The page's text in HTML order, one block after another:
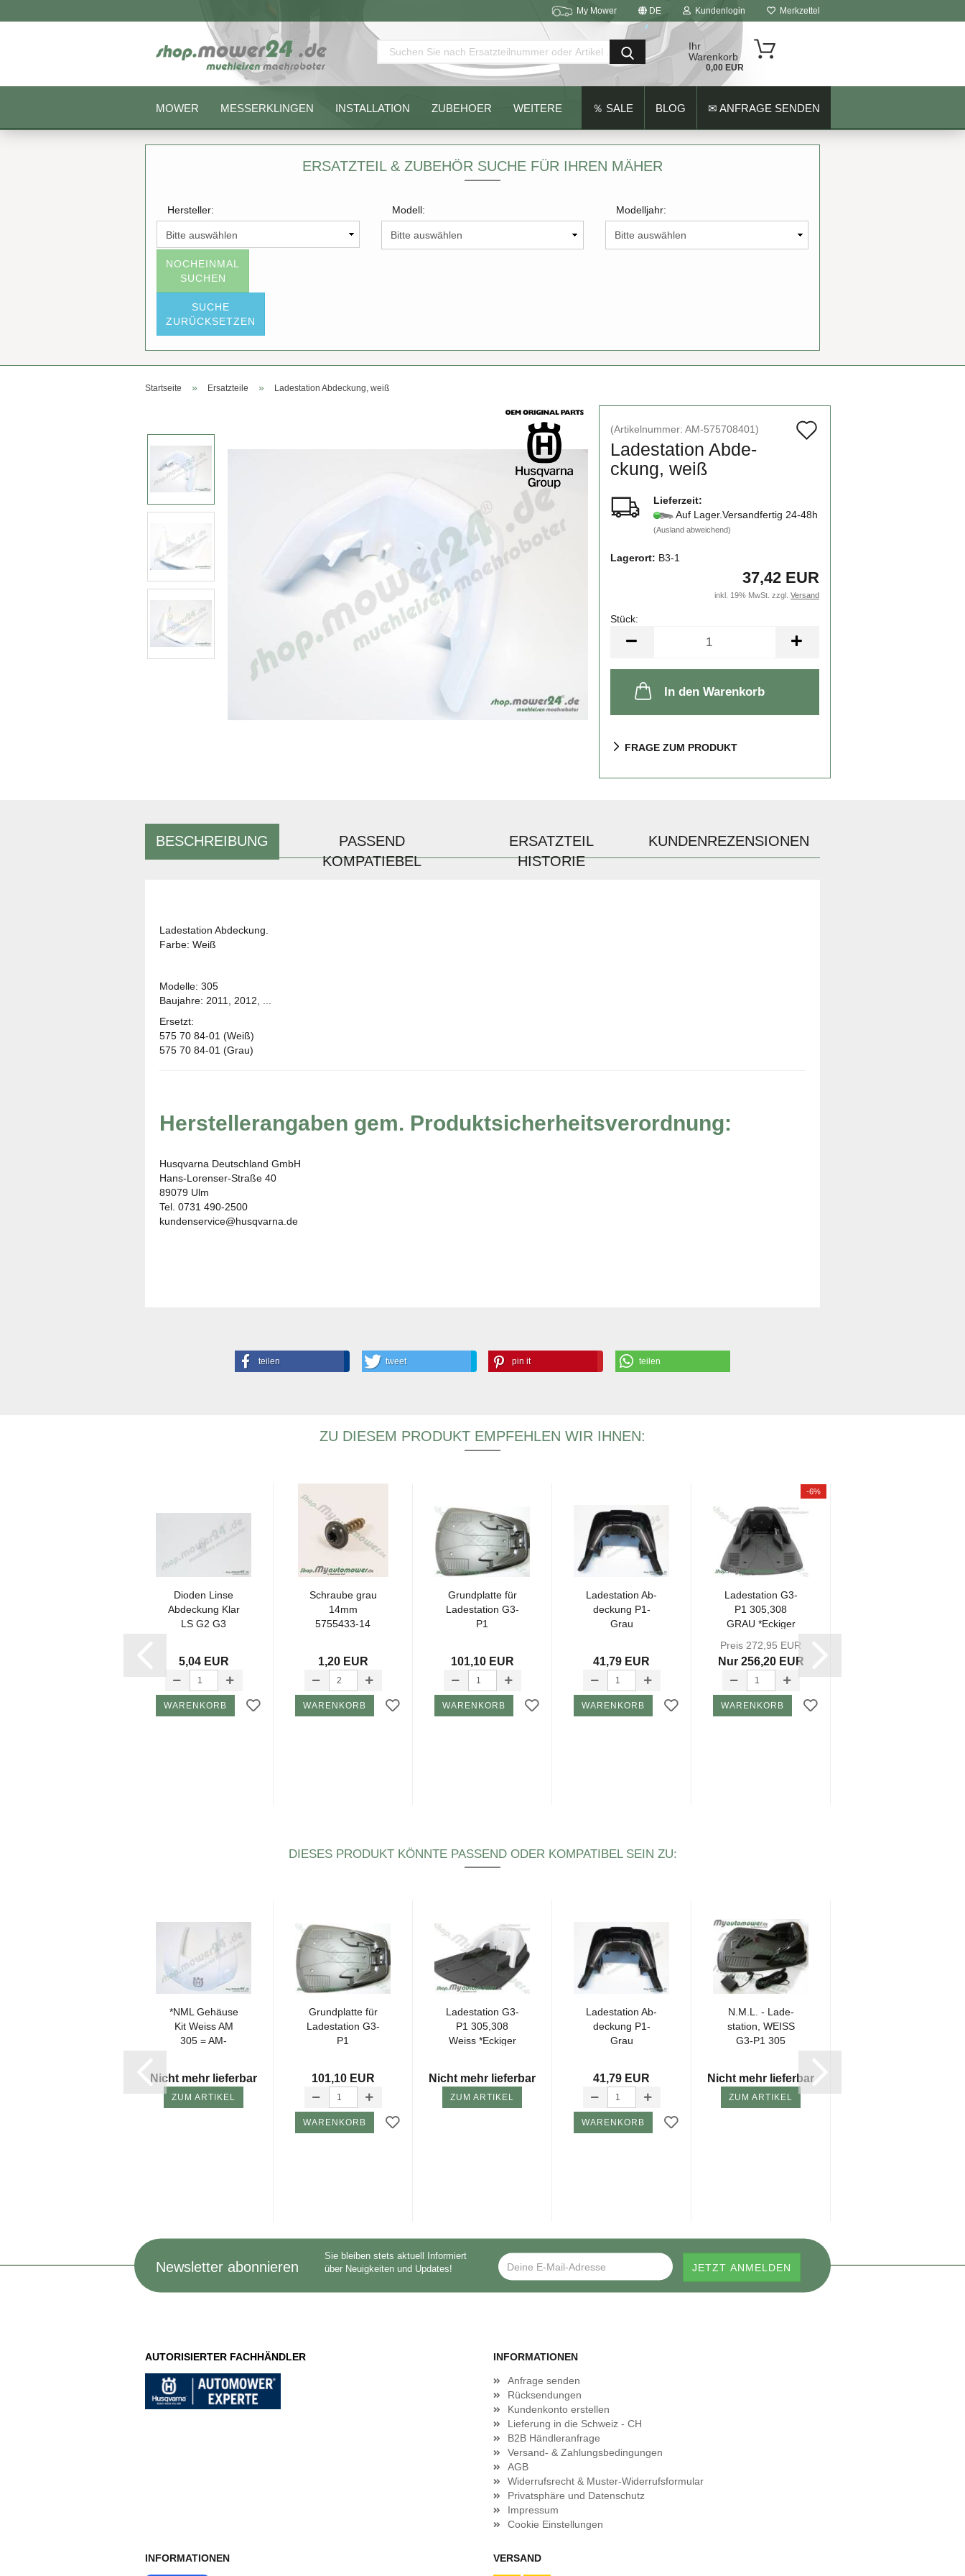
My Mower DE Kundenlogin
Passwort vergessen?
Merkzettel
Ihr
Warenkorb
0,00 EUR
MOWER MESSERKLINGEN INSTALLATION ZUBEHOER ％ SALE BLOG ✉ ANFRAGE SENDEN
WEITERE
ERSATZTEIL & ZUBEHÖR SUCHE FÜR IHREN MÄHER
Hersteller: Modell: Modelljahr:
NOCHEINMAL
SUCHEN
SUCHE
ZURÜCKSETZEN
Startseite » Ersatzteile » Ladestation Abdeckung, weiß
(Artikelnummer: AM-575708401)
La­de­sta­ti­on Ab­de­
ckung, weiß
Lieferzeit:
Auf Lager.Versandfertig 24-48h
(Ausland abweichend)
Lagerort: B3-1
37,42 EUR
inkl. 19% MwSt. zzgl. Versand
Stück:
Stück
In den Warenkorb
FRAGE ZUM PRODUKT
BESCHREIBUNG
PASSEND
KOMPATIEBEL
ERSATZTEIL
HISTORIE
KUNDENREZENSIONEN
Ladestation Abdeckung.
Farbe: Weiß
Modelle: 305
Baujahre: 2011, 2012, ...
Ersetzt:
575 70 84-01 (Weiß)
575 70 84-01 (Grau)
Herstellerangaben gem. Produktsicherheitsverordnung:
Husqvarna Deutschland GmbH
Hans-Lorenser-Straße 40
89079 Ulm
Tel. 0731 490-2500
kundenservice@husqvarna.de
teilen tweet pin it teilen
ZU DIESEM PRODUKT EMPFEHLEN WIR IHNEN:
Di­oden Linse
Ab­de­ckung Klar
LS G2 G3
5,04 EUR
WARENKORB
Schrau­be grau
14mm
5755433-​​14
1,20 EUR
WARENKORB
Grund­plat­te für
La­de­sta­ti­on G3-
P1
101,10 EUR
WARENKORB
La­de­sta­ti­on Ab­
de­ckung P1-
Grau
41,79 EUR
WARENKORB
-6%
La­de­sta­ti­on G3-
P1 305,308
GRAU *Ecki­ger
(Ohne...
Preis 272,95 EUR
Nur 256,20 EUR
WARENKORB
DIESES PRODUKT KÖNNTE PASSEND ODER KOMPATIBEL SEIN ZU:
*NML Ge­häu­se
Kit Weiss AM
305 = AM-​
Nicht mehr lieferbar
ZUM ARTIKEL
Grund­plat­te für
La­de­sta­ti­on G3-
P1
101,10 EUR
WARENKORB
La­de­sta­ti­on G3-
P1 305,308
Weiss *Ecki­ger
Nicht mehr lieferbar
ZUM ARTIKEL
La­de­sta­ti­on Ab­
de­ckung P1-
Grau
41,79 EUR
WARENKORB
N.M.L. - La­de­
sta­ti­on, WEISS
G3-P1 305
Nicht mehr lieferbar
ZUM ARTIKEL
Newsletter abonnieren
Sie bleiben stets aktuell Informiert
über Neuigkeiten und Updates!
AUTORISIERTER FACHHÄNDLER INFORMATIONEN
Anfrage senden
Rücksendungen
Kundenkonto erstellen
Lieferung in die Schweiz - CH
B2B Händleranfrage
Versand- & Zahlungsbedingungen
AGB
Widerrufsrecht & Muster-Widerrufsformular
Privatsphäre und Datenschutz
Impressum
Cookie Einstellungen
INFORMATIONEN VERSAND